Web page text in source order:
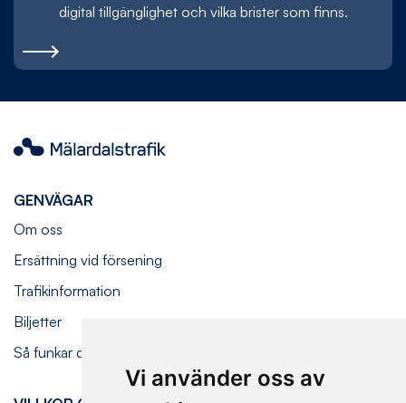
Vi använder oss av
digital tillgänglighet och vilka brister som finns.
Mälardalstrafik
GENVÄGAR
Om oss
Ersättning vid försening
Trafikinformation
Biljetter
Så funkar det ombord